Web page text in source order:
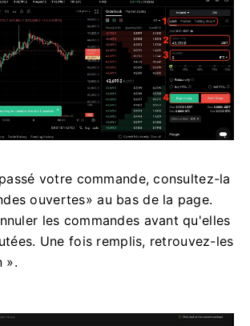
votre commande, consultez-la
ouvertes» au bas de la page.
les commandes avant qu'elles
Une fois remplis, retrouvez-les
».